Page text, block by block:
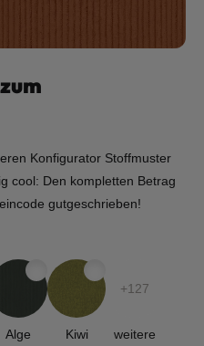
Konfigurator Stoffmuster
cool: Den kompletten Betrag
gutgeschrieben!
Alge Kiwi
+127
weitere